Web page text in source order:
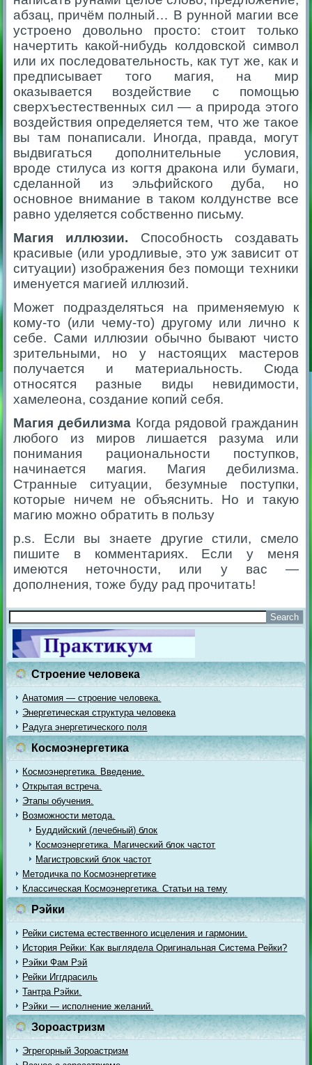
абзац, причём полный… В рунной магии все
устроено довольно просто: стоит только
начертить какой-нибудь колдовской символ
или их последовательность, как тут же, как и
предписывает того магия, на мир
оказывается воздействие с помощью
сверхъестественных сил — а природа этого
воздействия определяется тем, что же такое
вы там понаписали. Иногда, правда, могут
выдвигаться дополнительные условия,
вроде стилуса из когтя дракона или бумаги,
сделанной из эльфийского дуба, но
основное внимание в таком колдунстве все
равно уделяется собственно письму.
Магия иллюзии. Способность создавать
красивые (или уродливые, это уж зависит от
ситуации) изображения без помощи техники
именуется магией иллюзий.
Может подразделяться на применяемую к
кому-то (или чему-то) другому или лично к
себе. Сами иллюзии обычно бывают чисто
зрительными, но у настоящих мастеров
получается и материальность. Сюда
относятся разные виды невидимости,
хамелеона, создание копий себя.
Магия дебилизма Когда рядовой гражданин
любого из миров лишается разума или
понимания рациональности поступков,
начинается магия. Магия дебилизма.
Странные ситуации, безумные поступки,
которые ничем не объяснить. Но и такую
магию можно обратить в пользу
p.s. Если вы знаете другие стили, смело
пишите в комментариях. Если у меня
имеются неточности, или у вас —
дополнения, тоже буду рад прочитать!
Строение человека
Анатомия — строение человека.
Энергетическая структура человека
Радуга энергетического поля
Космоэнергетика
Космоэнергетика. Введение.
Открытая встреча.
Этапы обучения.
Возможности метода.
Буддийский (лечебный) блок
Космоэнергетика. Магический блок частот
Магистровский блок частот
Методичка по Космоэнергетике
Классическая Космоэнергетика. Статьи на тему
Рэйки
Рейки система естественного исцеления и гармонии.
История Рейки: Как выглядела Оригинальная Система Рейки?
Рэйки Фам Рэй
Рейки Иггдрасиль
Тантра Рэйки.
Рэйки — исполнение желаний.
Зороастризм
Эгрегорный Зороастризм